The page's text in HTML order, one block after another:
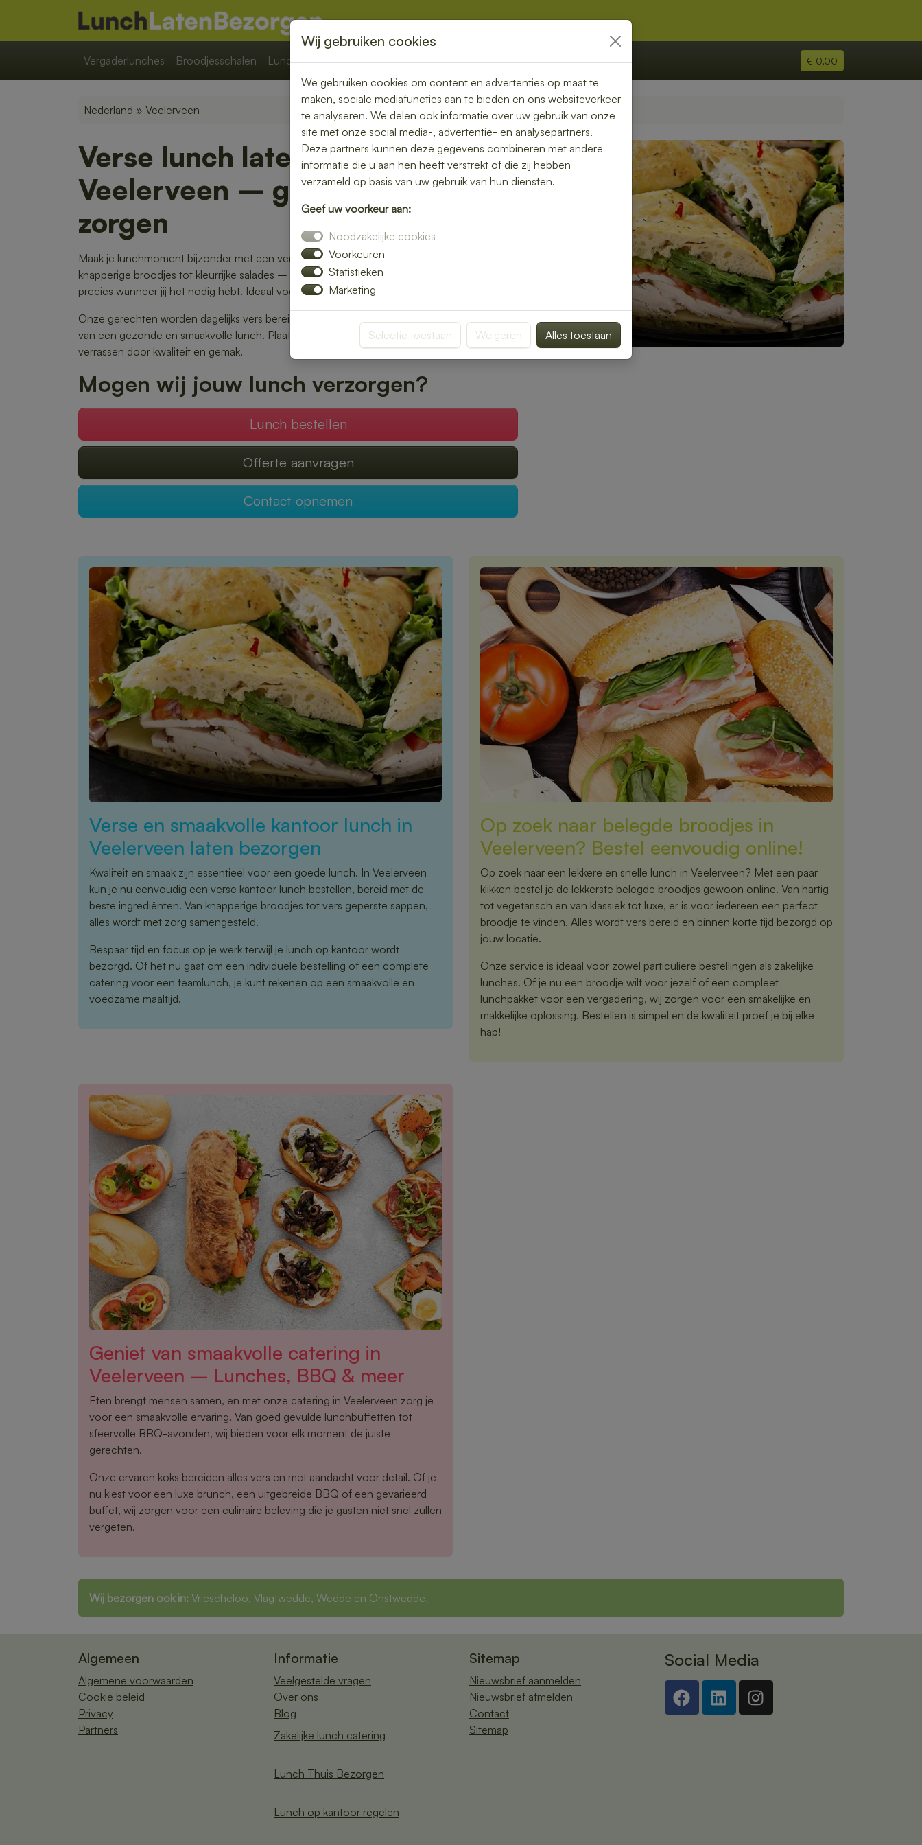
Vergaderlunches Broodjesschalen Lunchpakketten Overige € 0,00
Nederland » Veelerveen
Verse lunch laten bezorgen in
Veelerveen – geniet zonder
zorgen
Maak je lunchmoment bijzonder met een verse lunch bezorgservice in Veelerveen. Van
knapperige broodjes tot kleurrijke salades – wij bezorgen jouw favoriete lunchgerechten
precies wanneer jij het nodig hebt. Ideaal voor thuis, op kantoor of tijdens een vergadering.
Onze gerechten worden dagelijks vers bereid en met zorg verpakt, zodat jij kunt genieten
van een gezonde en smaakvolle lunch. Plaats je bestelling eenvoudig online en laat je
verrassen door kwaliteit en gemak.
Mogen wij jouw lunch verzorgen?
Lunch bestellen
Offerte aanvragen
Contact opnemen
Verse en smaakvolle kantoor lunch in
Veelerveen laten bezorgen
Kwaliteit en smaak zijn essentieel voor een goede lunch. In Veelerveen
kun je nu eenvoudig een verse kantoor lunch bestellen, bereid met de
beste ingrediënten. Van knapperige broodjes tot vers geperste sappen,
alles wordt met zorg samengesteld.
Bespaar tijd en focus op je werk terwijl je lunch op kantoor wordt
bezorgd. Of het nu gaat om een individuele bestelling of een complete
catering voor een teamlunch, je kunt rekenen op een smaakvolle en
voedzame maaltijd.
Op zoek naar belegde broodjes in
Veelerveen? Bestel eenvoudig online!
Op zoek naar een lekkere en snelle lunch in Veelerveen? Met een paar
klikken bestel je de lekkerste belegde broodjes gewoon online. Van hartig
tot vegetarisch en van klassiek tot luxe, er is voor iedereen een perfect
broodje te vinden. Alles wordt vers bereid en binnen korte tijd bezorgd op
jouw locatie.
Onze service is ideaal voor zowel particuliere bestellingen als zakelijke
lunches. Of je nu een broodje wilt voor jezelf of een compleet
lunchpakket voor een vergadering, wij zorgen voor een smakelijke en
makkelijke oplossing. Bestellen is simpel en de kwaliteit proef je bij elke
hap!
Geniet van smaakvolle catering in
Veelerveen – Lunches, BBQ & meer
Eten brengt mensen samen, en met onze catering in Veelerveen zorg je
voor een smaakvolle ervaring. Van goed gevulde lunchbuffetten tot
sfeervolle BBQ-avonden, wij bieden voor elk moment de juiste
gerechten.
Onze ervaren koks bereiden alles vers en met aandacht voor detail. Of je
nu kiest voor een luxe brunch, een uitgebreide BBQ of een gevarieerd
buffet, wij zorgen voor een culinaire beleving die je gasten niet snel zullen
vergeten.
Wij bezorgen ook in: Vriescheloo, Vlagtwedde, Wedde en Onstwedde.
Algemeen
Algemene voorwaarden
Cookie beleid
Privacy
Partners
Informatie
Veelgestelde vragen
Over ons
Blog
Zakelijke lunch catering
Lunch Thuis Bezorgen
Lunch op kantoor regelen
Sitemap
Nieuwsbrief aanmelden
Nieuwsbrief afmelden
Contact
Sitemap
Social Media
Wij gebruiken cookies
We gebruiken cookies om content en advertenties op maat te
maken, sociale mediafuncties aan te bieden en ons websiteverkeer
te analyseren. We delen ook informatie over uw gebruik van onze
site met onze social media-, advertentie- en analysepartners.
Deze partners kunnen deze gegevens combineren met andere
informatie die u aan hen heeft verstrekt of die zij hebben
verzameld op basis van uw gebruik van hun diensten.
Geef uw voorkeur aan:
Noodzakelijke cookies
Voorkeuren
Statistieken
Marketing
Selectie toestaan Weigeren Alles toestaan